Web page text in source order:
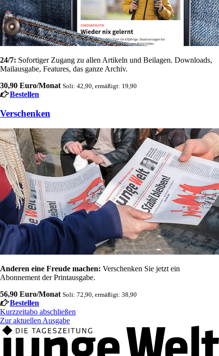
24/7: Sofortiger Zugang zu allen Artikeln und Beilagen. Downloads,
Mailausgabe, Features, das ganze Archiv.
30,90 Euro/Monat Soli: 42,90, ermäßigt: 19,90
Bestellen
Verschenken
Anderen eine Freude machen: Verschenken Sie jetzt ein
Abonnement der Printausgabe.
56,90 Euro/Monat Soli: 72,90, ermäßigt: 38,90
Bestellen
Kurzzeitabo abschließen
Zur aktuellen Ausgabe